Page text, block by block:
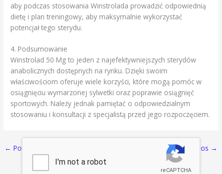
aby podczas stosowania Winstrolada prowadzić odpowiednią
dietę i plan treningowy, aby maksymalnie wykorzystać
potencjał tego sterydu.
4. Podsumowanie
Winstrolad 50 Mg to jeden z najefektywniejszych sterydów
anabolicznych dostępnych na rynku. Dzięki swoim
właściwościom oferuje wiele korzyści, które mogą pomóc w
osiągnięciu wymarzonej sylwetki oraz poprawie osiągnięć
sportowych. Należy jednak pamiętać o odpowiedzialnym
stosowaniu i konsultacji z specjalistą przed jego rozpoczęciem.
← Pos Sebelumnya Selanjutnya Pos →